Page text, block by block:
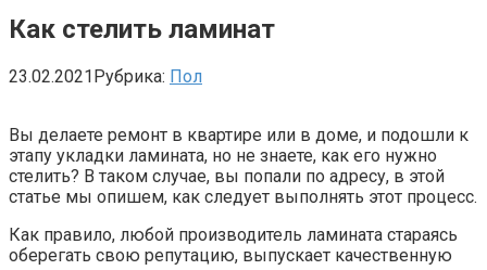
Как стелить ламинат
23.02.2021Рубрика: Пол
Вы делаете ремонт в квартире или в доме, и подошли к
этапу укладки ламината, но не знаете, как его нужно
стелить? В таком случае, вы попали по адресу, в этой
статье мы опишем, как следует выполнять этот процесс.
Как правило, любой производитель ламината стараясь
оберегать свою репутацию, выпускает качественную